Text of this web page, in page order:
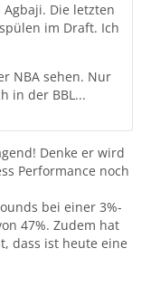
Die letzten
im Draft. Ich
NBA sehen. Nur
in der BBL...
Denke er wird
Performance noch
bei einer 3%-
47%. Zudem hat
dass ist heute eine